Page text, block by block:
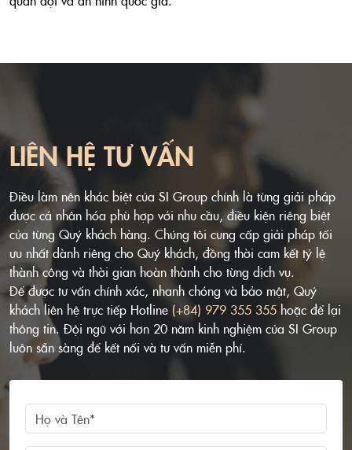
LIÊN HỆ TƯ VẤN
Điều làm nên khác biệt của SI Group chính là từng giải pháp
được cá nhân hóa phù hợp với nhu cầu, điều kiện riêng biệt
của từng Quý khách hàng. Chúng tôi cung cấp giải pháp tối
ưu nhất dành riêng cho Quý khách, đồng thời cam kết tỷ lệ
thành công và thời gian hoàn thành cho từng dịch vụ.
Để được tư vấn chính xác, nhanh chóng và bảo mật, Quý
khách liên hệ trực tiếp Hotline (+84) 979 355 355 hoặc để lại
thông tin. Đội ngũ với hơn 20 năm kinh nghiệm của SI Group
luôn sẵn sàng để kết nối và tư vấn miễn phí.